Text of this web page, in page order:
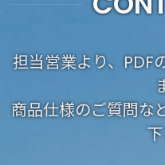
担当営業より、PDF
商品仕様のご質問な
下